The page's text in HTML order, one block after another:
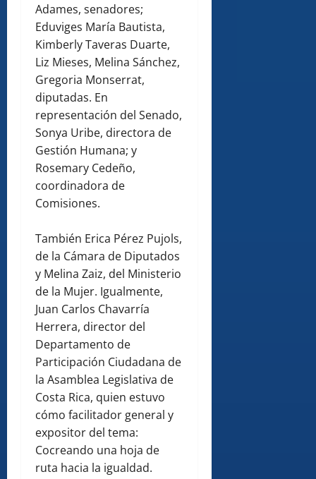
Adames, senadores;
Eduviges María Bautista,
Kimberly Taveras Duarte,
Liz Mieses, Melina Sánchez,
Gregoria Monserrat,
diputadas. En
representación del Senado,
Sonya Uribe, directora de
Gestión Humana; y
Rosemary Cedeño,
coordinadora de
Comisiones.
También Erica Pérez Pujols,
de la Cámara de Diputados
y Melina Zaiz, del Ministerio
de la Mujer. Igualmente,
Juan Carlos Chavarría
Herrera, director del
Departamento de
Participación Ciudadana de
la Asamblea Legislativa de
Costa Rica, quien estuvo
cómo facilitador general y
expositor del tema:
Cocreando una hoja de
ruta hacia la igualdad.